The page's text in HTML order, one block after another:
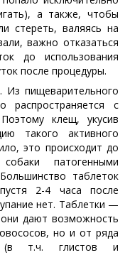
а также, чтобы
стереть, валяясь на
важно отказаться
до использования
после процедуры.
Из пищеварительного
распространяется с
клещ, укусив
такого активного
это происходит до
патогенными
таблеток
2-4 часа после
нет. Таблетки —
дают возможность
но и от ряда
(в т.ч. глистов и